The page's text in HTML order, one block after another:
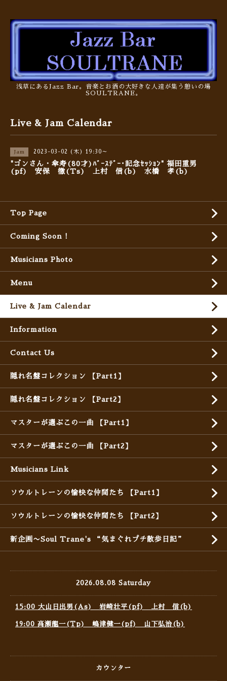
浅草にあるJazz Bar。音楽とお酒の大好きな人達が集う憩いの場
SOULTRANE。
Live & Jam Calendar
Jam 2023-03-02 (木) 19:30～
"ゴンさん・傘寿(80才)ﾊﾞｰｽﾃﾞｰ･記念ｾｯｼｮﾝ" 福田重男
(pf) 安保 徹(Ts) 上村 信(b) 水橋 孝(b)
Top Page
Coming Soon !
Musicians Photo
Menu
Live & Jam Calendar
Information
Contact Us
隠れ名盤コレクション 【Part1】
隠れ名盤コレクション 【Part2】
マスターが選ぶこの一曲 【Part1】
マスターが選ぶこの一曲 【Part2】
Musicians Link
ソウルトレーンの愉快な仲間たち 【Part1】
ソウルトレーンの愉快な仲間たち 【Part2】
新企画〜Soul Trane's “気まぐれプチ散歩日記”
2026.08.08 Saturday
15:00 大山日出男(As) 岩崎壮平(pf) 上村 信(b)
19:00 高瀬龍一(Tp) 嶋津健一(pf) 山下弘治(b)
カウンター